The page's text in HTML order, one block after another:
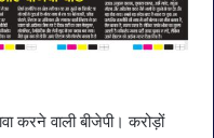
करने वाली बीजेपी। करोड़ों